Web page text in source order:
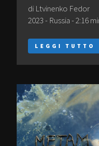
di Ltvinenko Fedor
2023 - Russia - 2:16
LEGGI TUTTO